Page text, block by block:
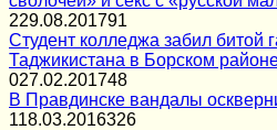
229.08.201791
Студент колледжа забил битой
Таджикистана в Борском
027.02.201748
В Правдинске вандалы
118.03.2016326